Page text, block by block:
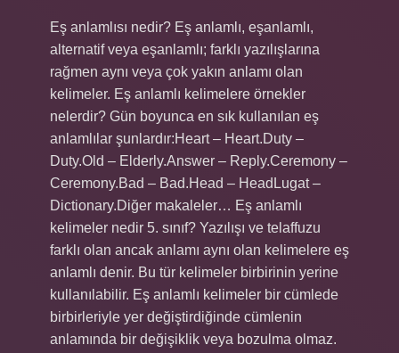
Eş anlamlısı nedir? Eş anlamlı, eşanlamlı,
alternatif veya eşanlamlı; farklı yazılışlarına
rağmen aynı veya çok yakın anlamı olan
kelimeler. Eş anlamlı kelimelere örnekler
nelerdir? Gün boyunca en sık kullanılan eş
anlamlılar şunlardır:Heart – Heart.Duty –
Duty.Old – Elderly.Answer – Reply.Ceremony –
Ceremony.Bad – Bad.Head – HeadLugat –
Dictionary.Diğer makaleler… Eş anlamlı
kelimeler nedir 5. sınıf? Yazılışı ve telaffuzu
farklı olan ancak anlamı aynı olan kelimelere eş
anlamlı denir. Bu tür kelimeler birbirinin yerine
kullanılabilir. Eş anlamlı kelimeler bir cümlede
birbirleriyle yer değiştirdiğinde cümlenin
anlamında bir değişiklik veya bozulma olmaz.